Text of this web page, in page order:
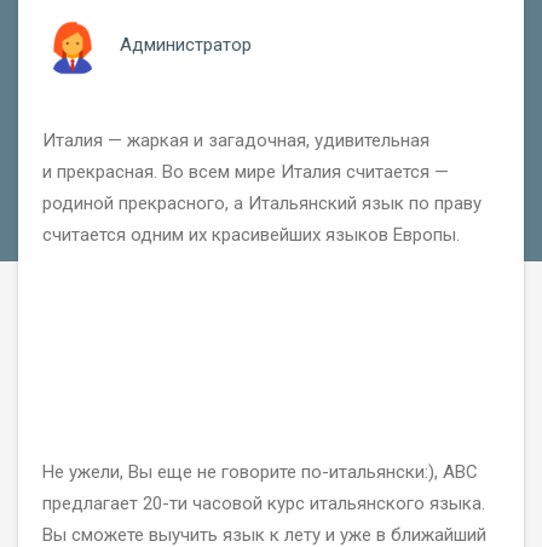
Администратор
Италия — жаркая и загадочная, удивительная
и прекрасная. Во всем мире Италия считается —
родиной прекрасного, а Итальянский язык по праву
считается одним их красивейших языков Европы.
Не ужели, Вы еще не говорите по-итальянски:), АВС
предлагает 20-ти часовой курс итальянского языка.
Вы сможете выучить язык к лету и уже в ближайший